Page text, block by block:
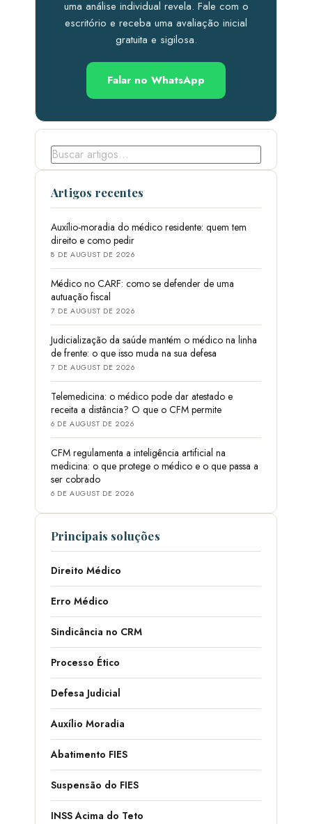
uma análise individual revela. Fale com o
escritório e receba uma avaliação inicial
gratuita e sigilosa.
Falar no WhatsApp
Artigos recentes
Auxílio-moradia do médico residente: quem tem
direito e como pedir
8 DE AUGUST DE 2026
Médico no CARF: como se defender de uma
autuação fiscal
7 DE AUGUST DE 2026
Judicialização da saúde mantém o médico na linha
de frente: o que isso muda na sua defesa
7 DE AUGUST DE 2026
Telemedicina: o médico pode dar atestado e
receita a distância? O que o CFM permite
6 DE AUGUST DE 2026
CFM regulamenta a inteligência artificial na
medicina: o que protege o médico e o que passa a
ser cobrado
6 DE AUGUST DE 2026
Principais soluções
Direito Médico
Erro Médico
Sindicância no CRM
Processo Ético
Defesa Judicial
Auxílio Moradia
Abatimento FIES
Suspensão do FIES
INSS Acima do Teto